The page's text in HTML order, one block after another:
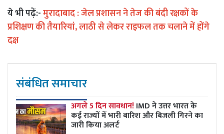
ये भी पढ़ें:-मुरादाबाद : जेल प्रशासन ने तेज की बंदी रक्षकों के
प्रशिक्षण की तैयारियां, लाठी से लेकर राइफल तक चलाने में होंगे
दक्ष
संबंधित समाचार
अगले 5 दिन सावधान! IMD ने उत्तर भारत के
कई राज्यों में भारी बारिश और बिजली गिरने का
जारी किया अलर्ट